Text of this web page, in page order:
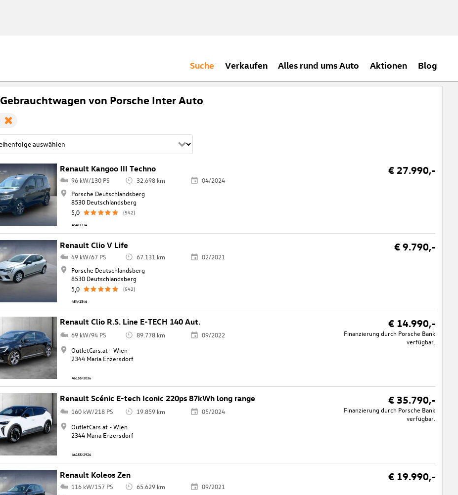
Suche Verkaufen Alles rund ums Auto Aktionen Blog
Gebrauchtwagen von Porsche Inter Auto
Renault Kangoo III Techno € 27.990,-
96 kW/130 PS 32.698 km
04/2024
Porsche Deutschlandsberg
8530 Deutschlandsberg
5,0
(542)
454/1374
Renault Clio V Life € 9.790,-
49 kW/67 PS 67.131 km
02/2021
Porsche Deutschlandsberg
8530 Deutschlandsberg
5,0
(542)
454/1346
Renault Clio R.S. Line E-TECH 140 Aut. € 14.990,-
Finanzierung durch Porsche Bank
verfügbar.
69 kW/94 PS 89.778 km
09/2022
OutletCars.at - Wien
2344 Maria Enzersdorf
46155/3036
Renault Scénic E-tech Iconic 220ps 87kWh long range € 35.790,-
Finanzierung durch Porsche Bank
verfügbar.
160 kW/218 PS 19.859 km
05/2024
OutletCars.at - Wien
2344 Maria Enzersdorf
46155/2926
Renault Koleos Zen € 19.990,-
116 kW/157 PS 65.629 km
09/2021